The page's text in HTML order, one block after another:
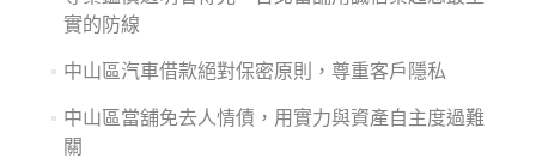
拼
濟
透
的
實的防線
中山區汽車借款絕對保密原則，尊重客戶隱私
中山區當舖免去人情債，用實力與資產自主度過難
關